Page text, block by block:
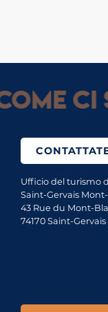
ci
Ufficio del turismo
Saint-Gervais
43 Rue du Mont-
74170 Saint-Gervais